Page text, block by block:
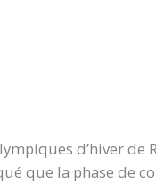
d’hiver de
que la phase de